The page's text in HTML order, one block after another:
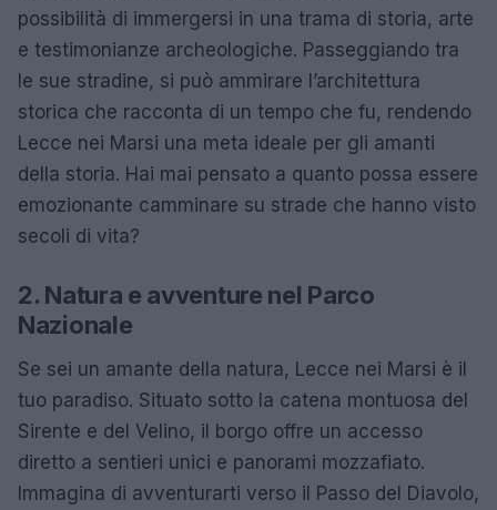
possibilità di immergersi in una trama di storia, arte
e testimonianze archeologiche. Passeggiando tra
le sue stradine, si può ammirare l’architettura
storica che racconta di un tempo che fu, rendendo
Lecce nei Marsi una meta ideale per gli amanti
della storia. Hai mai pensato a quanto possa essere
emozionante camminare su strade che hanno visto
secoli di vita?
2. Natura e avventure nel Parco
Nazionale
Se sei un amante della natura, Lecce nei Marsi è il
tuo paradiso. Situato sotto la catena montuosa del
Sirente e del Velino, il borgo offre un accesso
diretto a sentieri unici e panorami mozzafiato.
Immagina di avventurarti verso il Passo del Diavolo,